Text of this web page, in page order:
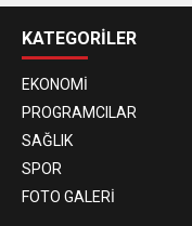
KATEGORİLER
EKONOMİ
PROGRAMCILAR
SAĞLIK
SPOR
FOTO GALERİ